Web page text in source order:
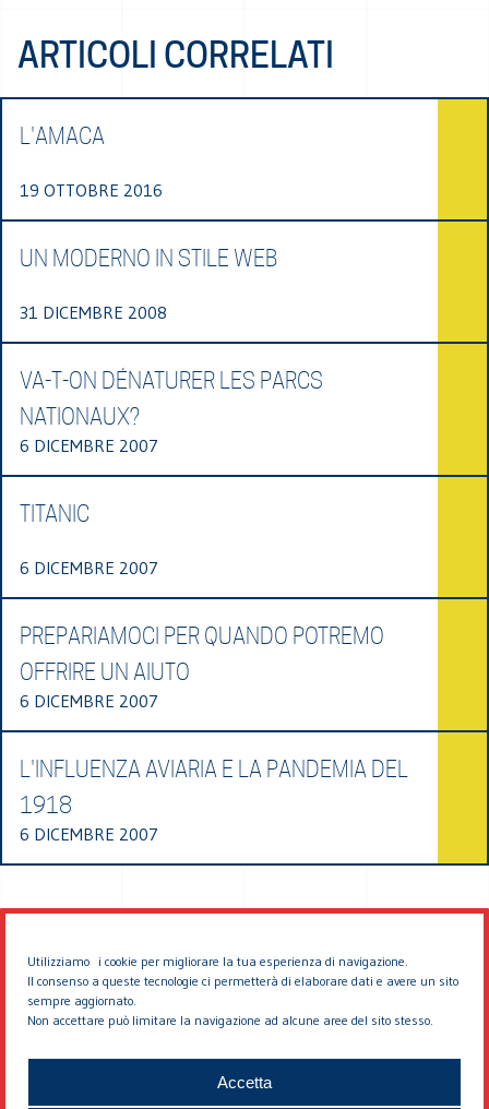
Utilizziamo i cookie per migliorare la tua esperienza di navigazione.
Il consenso a queste tecnologie ci permetterà di elaborare dati e avere un sito
sempre aggiornato.
Non accettare può limitare la navigazione ad alcune aree del sito stesso.
Accetta
ARTICOLI CORRELATI
L'AMACA
19 OTTOBRE 2016
UN MODERNO IN STILE WEB
31 DICEMBRE 2008
VA-T-ON DÉNATURER LES PARCS
NATIONAUX?
6 DICEMBRE 2007
TITANIC
6 DICEMBRE 2007
PREPARIAMOCI PER QUANDO POTREMO
OFFRIRE UN AIUTO
6 DICEMBRE 2007
L'INFLUENZA AVIARIA E LA PANDEMIA DEL
1918
6 DICEMBRE 2007
© 2026 EDDYBURG